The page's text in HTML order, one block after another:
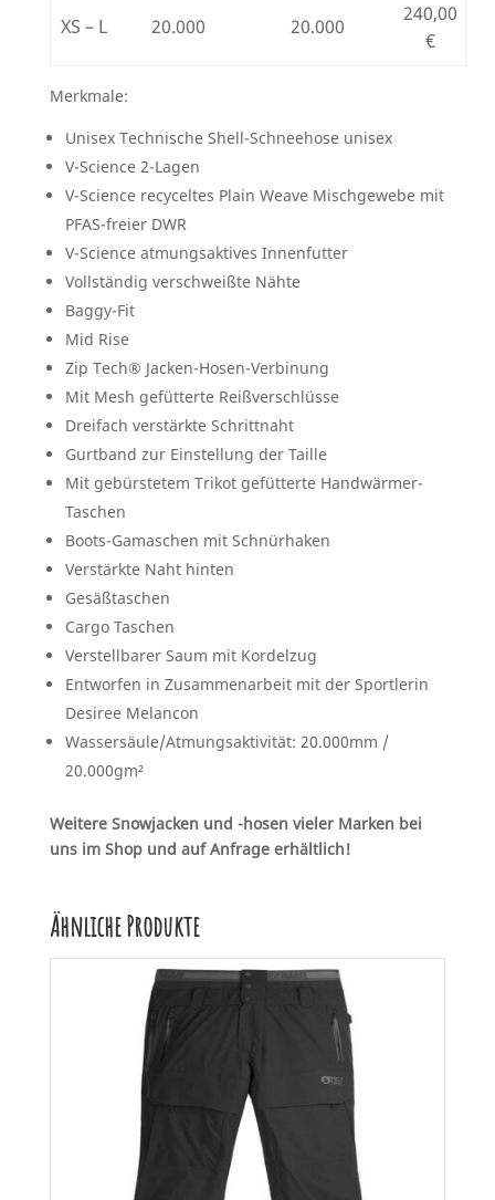
XS – L 20.000 20.000
240,00
€
Merkmale:
Unisex Technische Shell-Schneehose unisex
V-Science 2-Lagen
V-Science recyceltes Plain Weave Mischgewebe mit
PFAS-freier DWR
V-Science atmungsaktives Innenfutter
Vollständig verschweißte Nähte
Baggy-Fit
Mid Rise
Zip Tech® Jacken-Hosen-Verbinung
Mit Mesh gefütterte Reißverschlüsse
Dreifach verstärkte Schrittnaht
Gurtband zur Einstellung der Taille
Mit gebürstetem Trikot gefütterte Handwärmer-
Taschen
Boots-Gamaschen mit Schnürhaken
Verstärkte Naht hinten
Gesäßtaschen
Cargo Taschen
Verstellbarer Saum mit Kordelzug
Entworfen in Zusammenarbeit mit der Sportlerin
Desiree Melancon
Wassersäule/Atmungsaktivität: 20.000mm /
20.000gm²
Weitere Snowjacken und -hosen vieler Marken bei
uns im Shop und auf Anfrage erhältlich!
Ähnliche Produkte